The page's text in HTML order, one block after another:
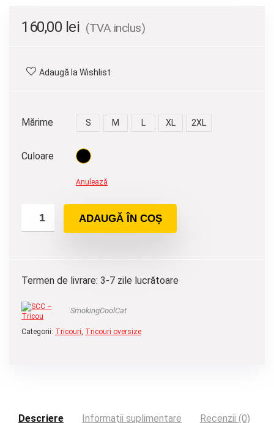
160,00 lei (TVA inclus)
Adaugă la Wishlist
Mărime S M L XL 2XL
Culoare
Anulează
ADAUGĂ ÎN COȘ
Termen de livrare: 3-7 zile lucrătoare
SmokingCoolCat
Categorii: Tricouri, Tricouri oversize
Descriere Informații suplimentare Recenzii (0)